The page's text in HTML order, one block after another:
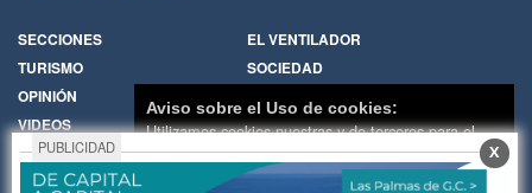
SECCIONES
EL VENTILADOR
TURISMO
SOCIEDAD
OPINIÓN
VIDEOS
RADIO
Política de Cookies Hemeroteca
PUBLICIDAD X
Aviso sobre el Uso de cookies:
Utilizamos cookies nuestras y de terceros para el
funcionamiento del digital. Puedes consultar la lista
de cookies y como desconectarlas.Ver nuestra